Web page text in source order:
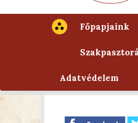
Főpapjaink
Adatvédelem